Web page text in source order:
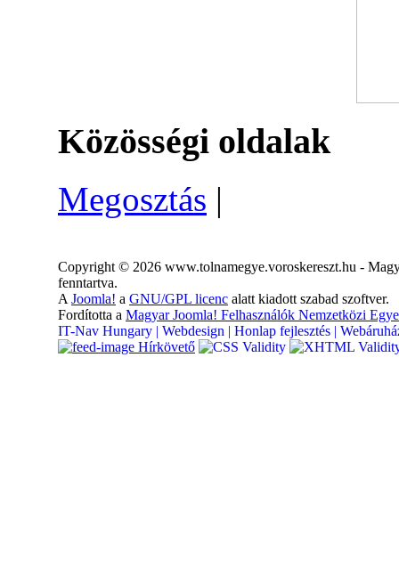
Közösségi oldalak
Megosztás |
Copyright © 2026 www.tolnamegye.voroskereszt.hu -
fenntartva.
A Joomla! a GNU/GPL licenc alatt kiadott szabad szoftver.
Fordította a Magyar Joomla! Felhasználók Nemzetközi
IT-Nav Hungary | Webdesign | Honlap fejlesztés |
Hírkövető